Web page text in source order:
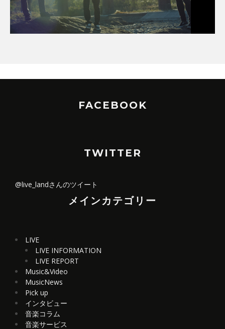
FACEBOOK
TWITTER
@live_landさんのツイート
メインカテゴリー
LIVE
LIVE INFORMATION
LIVE REPORT
Music&Video
MusicNews
Pick up
インタビュー
音楽コラム
音楽サービス